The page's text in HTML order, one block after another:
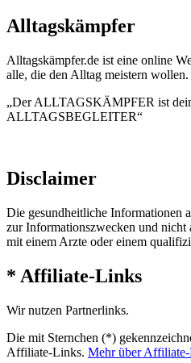
Alltagskämpfer
Alltagskämpfer.de ist eine online
alle, die den Alltag meistern wollen.
„Der ALLTAGSKÄMPFER ist
ALLTAGSBEGLEITER“
Disclaimer
Die gesundheitliche Informationen
zur Informationszwecken und nicht
mit einem Arzte oder einem
* Affiliate-Links
Wir nutzen Partnerlinks.
Die mit Sternchen (*)
Affiliate-Links. Mehr über